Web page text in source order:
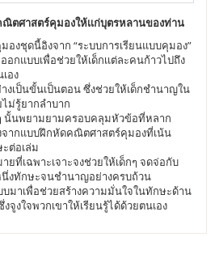
ตศาสตร์คุมองให้เเก่บุตรหลานของท่าน
งชุดนี้อิงจาก “ระบบการเรียนแบบคุมอง”
อกแบบเพื่อช่วยให้เด็กเเต่ละคนก้าวไปถึง
อง
งเป็นขั้นเป็นตอน ซึ่งช่วยให้เด็กชำนาญใน
ม่รู้ยากลำบาก
นพยามยามครอบคลุมหัวข้อที่หลาก
จากแบบฝึกหัดคณิตศาสตร์คุมองที่เน้น
ต่อเล่ม
ยที่เฉพาะเจาะจงช่วยให้เด็กๆ จดจ่อกับ
งทักษะจนชำนาญอย่างครบถ้วน
มาเพื่อช่วยสร้างความมั่นใจในทักษะด้าน
จูงใจพวกเขาให้เรียนรู้ได้ด้วยตนเอง